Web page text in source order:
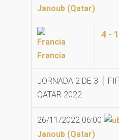
Janoub (Qatar)
Francia
4 - 1
JORNADA 2 DE 3 │
QATAR 2022
26/11/2022 06:00
Janoub (Qatar)